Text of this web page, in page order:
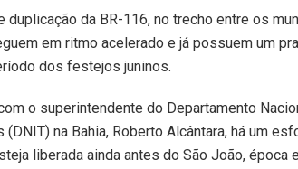
duplicação da BR-116, no trecho entre os
em ritmo acelerado e já possuem um
dos festejos juninos.
o superintendente do Departamento
(DNIT) na Bahia, Roberto Alcântara, há um
liberada ainda antes do São João, época